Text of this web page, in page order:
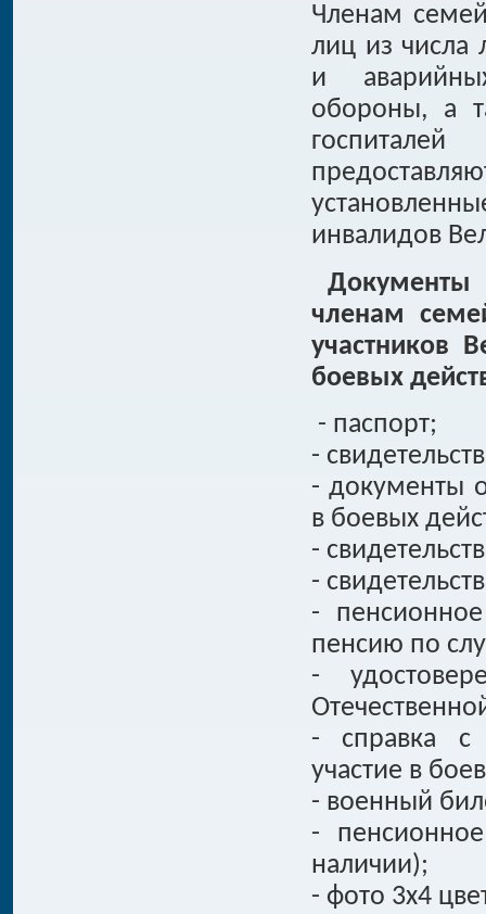
Членам
лиц из числа
и
обороны, а
инвалидов
Документы
членам
участников
боевых
- паспорт;
-
- документы
в боевых
-
-
-
пенсию по
-
- справка с
участие в
- военный
-
наличии);
- фото 3х4